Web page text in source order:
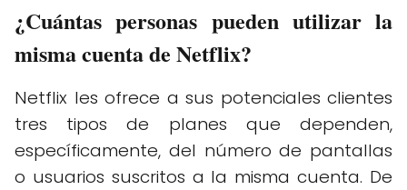
¿Cuántas personas pueden utilizar la
misma cuenta de Netflix?
Netflix les ofrece a sus potenciales clientes
tres tipos de planes que dependen,
específicamente, del número de pantallas
o usuarios suscritos a la misma cuenta. De